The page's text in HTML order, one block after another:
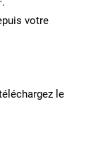
votre
le